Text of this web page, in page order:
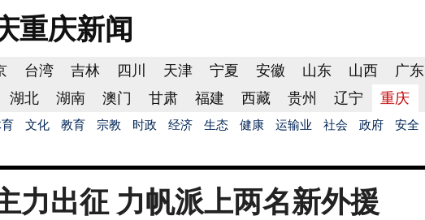
重庆新闻
台湾 吉林 四川 天津 宁夏 安徽 山东 山西 广东
湖北 湖南 澳门 甘肃 福建 西藏 贵州 辽宁 重庆
文化 教育 宗教 时政 经济 生态 健康 运输业 社会 政府 安全
力出征 力帆派上两名新外援